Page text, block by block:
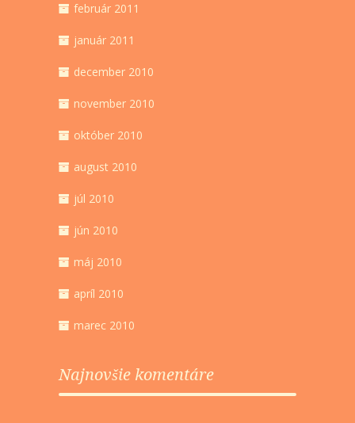
február 2011
január 2011
december 2010
november 2010
október 2010
august 2010
júl 2010
jún 2010
máj 2010
apríl 2010
marec 2010
Najnovšie komentáre